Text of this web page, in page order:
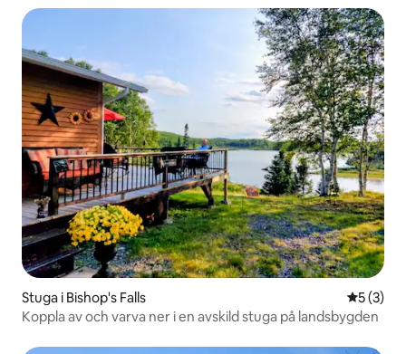
Stuga i Bishop's Falls 5 av 5 i
5 (3)
Koppla av och varva ner i en avskild stuga på landsbygden